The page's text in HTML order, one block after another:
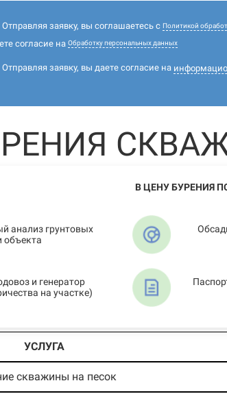
Отправляя заявку, вы соглашаетесь с Политикой
согласие на Обработку персональных данных
Отправляя заявку, вы даете согласие на
В ЦЕНУ БУРЕНИЯ
анализ грунтовых
объекта
и генератор
на участке)
УСЛУГА
скважины на песок